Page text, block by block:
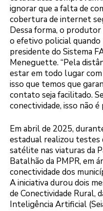
ignorar que a falta de
cobertura de internet
Dessa forma, o
o efetivo policial quando
presidente do Sistema
Meneguette. “Pela
estar em todo lugar
isso que temos que
contato seja facilitado.
conectividade, isso não
Em abril de 2025,
estadual realizou testes
satélite nas viaturas da
Batalhão da PMPR, em
conectividade dos
A iniciativa durou dois
de Conectividade Rural,
Inteligência Artificial